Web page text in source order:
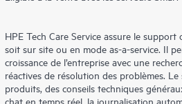
HPE Tech Care Service assure le
soit sur site ou en mode as-a-service. Il
croissance de l’entreprise avec une
réactives de résolution des problèmes.
produits, des conseils techniques
chat en temps réel, la journalisation